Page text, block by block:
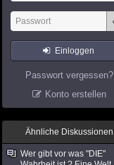
Einloggen
Passwort vergessen?
Konto erstellen
Ähnliche Diskussionen
Wer gibt vor was "DIE"